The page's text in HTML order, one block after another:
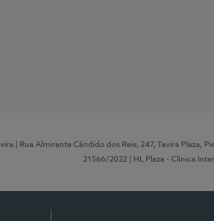
| Rua Almirante Cândido dos Reis, 247, Tavira Plaza,
21566/2022
| HL Plaza - Clínica